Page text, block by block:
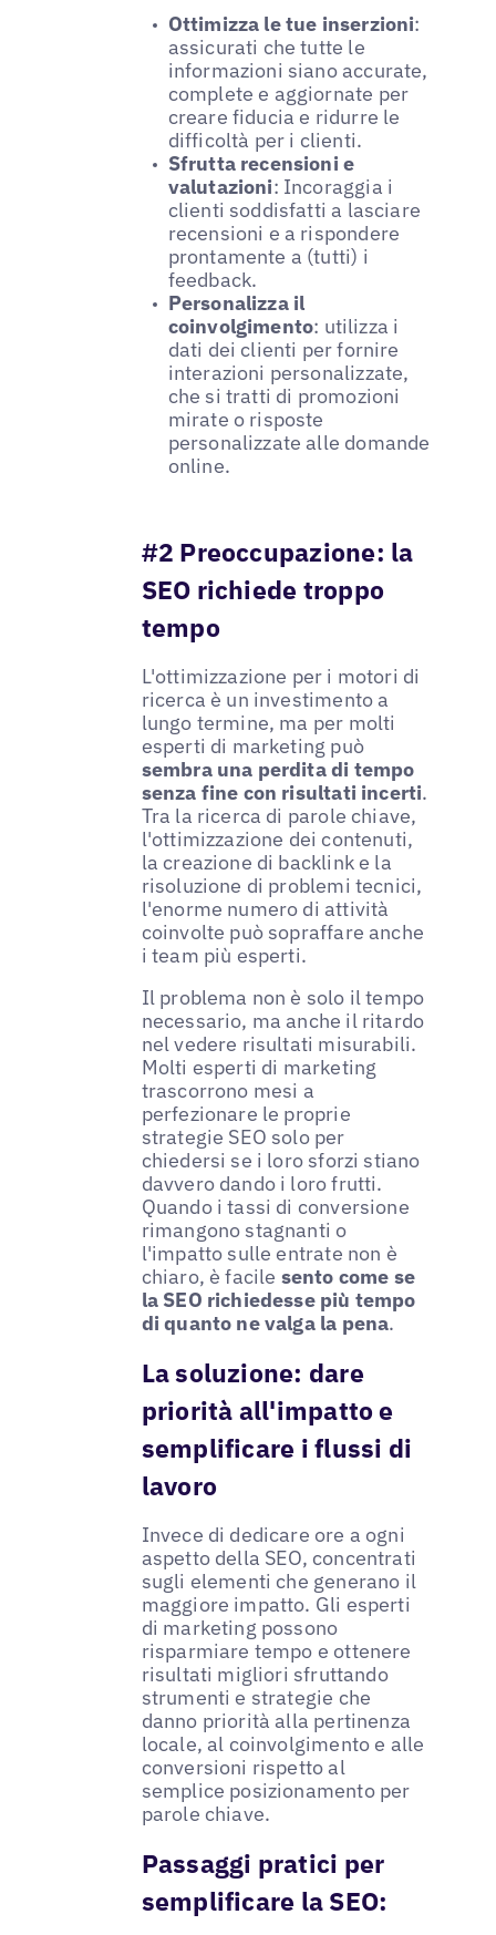
Ottimizza le tue inserzioni:
assicurati che tutte le
informazioni siano accurate,
complete e aggiornate per
creare fiducia e ridurre le
difficoltà per i clienti.
Sfrutta recensioni e
valutazioni: Incoraggia i
clienti soddisfatti a lasciare
recensioni e a rispondere
prontamente a (tutti) i
feedback.
Personalizza il
coinvolgimento: utilizza i
dati dei clienti per fornire
interazioni personalizzate,
che si tratti di promozioni
mirate o risposte
personalizzate alle domande
online.
#2 Preoccupazione: la
SEO richiede troppo
tempo
L'ottimizzazione per i motori di
ricerca è un investimento a
lungo termine, ma per molti
esperti di marketing può
sembra una perdita di tempo
senza fine con risultati incerti.
Tra la ricerca di parole chiave,
l'ottimizzazione dei contenuti,
la creazione di backlink e la
risoluzione di problemi tecnici,
l'enorme numero di attività
coinvolte può sopraffare anche
i team più esperti.
Il problema non è solo il tempo
necessario, ma anche il ritardo
nel vedere risultati misurabili.
Molti esperti di marketing
trascorrono mesi a
perfezionare le proprie
strategie SEO solo per
chiedersi se i loro sforzi stiano
davvero dando i loro frutti.
Quando i tassi di conversione
rimangono stagnanti o
l'impatto sulle entrate non è
chiaro, è facile sento come se
la SEO richiedesse più tempo
di quanto ne valga la pena.
La soluzione: dare
priorità all'impatto e
semplificare i flussi di
lavoro
Invece di dedicare ore a ogni
aspetto della SEO, concentrati
sugli elementi che generano il
maggiore impatto. Gli esperti
di marketing possono
risparmiare tempo e ottenere
risultati migliori sfruttando
strumenti e strategie che
danno priorità alla pertinenza
locale, al coinvolgimento e alle
conversioni rispetto al
semplice posizionamento per
parole chiave.
Passaggi pratici per
semplificare la SEO: